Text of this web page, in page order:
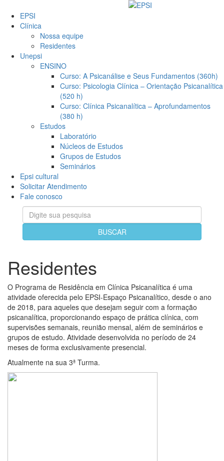
EPSI
Clínica
Nossa equipe
Residentes
Unepsi
ENSINO
Curso: A Psicanálise e Seus Fundamentos (360h)
Curso: Psicologia Clínica – Orientação Psicanalítica
(520 h)
Curso: Clínica Psicanalítica – Aprofundamentos
(380 h)
Estudos
Laboratório
Núcleos de Estudos
Grupos de Estudos
Seminários
Epsi cultural
Solicitar Atendimento
Fale conosco
Residentes
O Programa de Residência em Clínica Psicanalítica é uma
atividade oferecida pelo EPSI-Espaço Psicanalítico, desde o ano
de 2018, para aqueles que desejam seguir com a formação
psicanalítica, proporcionando espaço de prática clínica, com
supervisões semanais, reunião mensal, além de seminários e
grupos de estudo. Atividade desenvolvida no período de 24
meses de forma exclusivamente presencial.
Atualmente na sua 3ª Turma.